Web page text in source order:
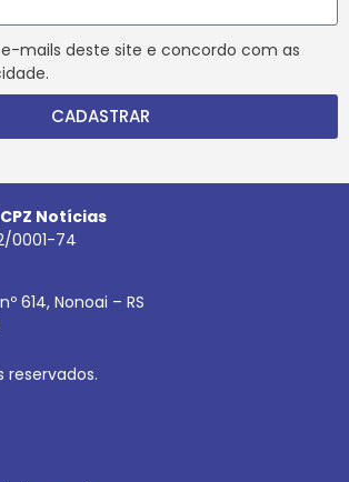
mails deste site e concordo com as
CADASTRAR
CPZ Notícias
0001-74
614, Nonoai – RS
reservados.